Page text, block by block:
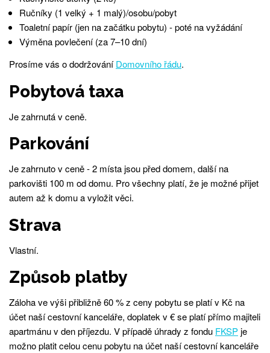
Ručníky (1 velký + 1 malý)/osobu/pobyt
Toaletní papír (jen na začátku pobytu) - poté na vyžádání
Výměna povlečení (za 7–10 dní)
Prosíme vás o dodržováníDomovního řádu.
Pobytová taxa
Je zahrnutá v ceně.
Parkování
Je zahrnuto v ceně - 2 místa jsou před domem, další na
parkovišti 100 m od domu. Pro všechny platí, že je možné přijet
autem až k domu a vyložit věci.
Strava
Vlastní.
Způsob platby
Záloha ve výši přibližně 60 % z ceny pobytu se platí v Kč na
účet naší cestovní kanceláře, doplatek v € se platí přímo majiteli
apartmánu v den příjezdu. V případě úhrady z fondu FKSPje
možno platit celou cenu pobytu na účet naší cestovní kanceláře